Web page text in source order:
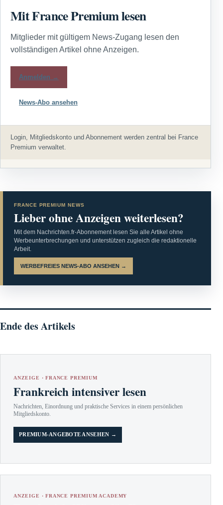
Mit France Premium lesen
Mitglieder mit gültigem News-Zugang lesen den
vollständigen Artikel ohne Anzeigen.
Anmelden →
News-Abo ansehen
Login, Mitgliedskonto und Abonnement werden zentral bei France
Premium verwaltet.
FRANCE PREMIUM NEWS
Lieber ohne Anzeigen weiterlesen?
Mit dem Nachrichten.fr-Abonnement lesen Sie alle Artikel ohne
Werbeunterbrechungen und unterstützen zugleich die redaktionelle
Arbeit.
WERBEFREIES NEWS-ABO ANSEHEN →
Ende des Artikels
ANZEIGE · FRANCE PREMIUM
Frankreich intensiver lesen
Nachrichten, Einordnung und praktische Services in einem persönlichen
Mitgliedskonto.
PREMIUM-ANGEBOTE ANSEHEN →
ANZEIGE · FRANCE PREMIUM ACADEMY